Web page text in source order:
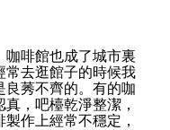
咖啡館也成了城市裏
常去逛館子的時候我
良莠不齊的。有的咖
真，吧檯乾淨整潔，
作上經常不穩定，